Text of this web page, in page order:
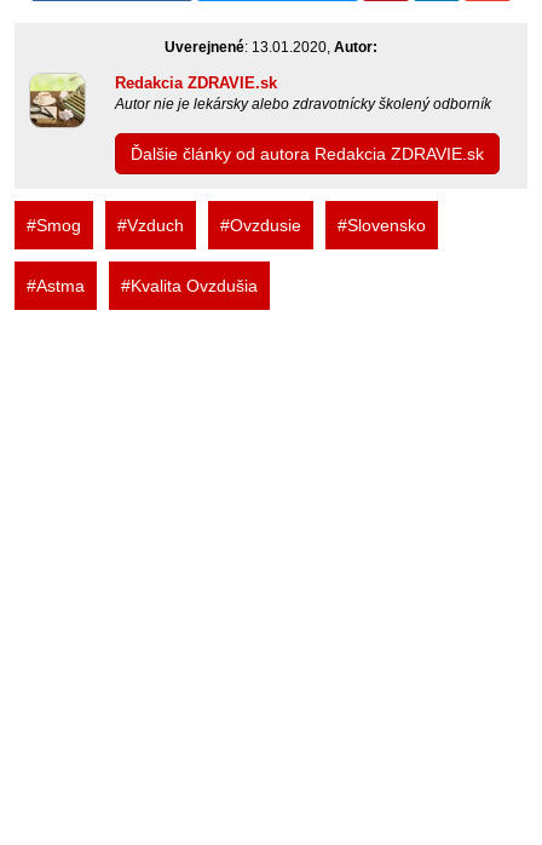
Uverejnené: 13.01.2020, Autor:
Redakcia ZDRAVIE.sk
Autor nie je lekársky alebo zdravotnícky školený odborník
Ďalšie články od autora Redakcia ZDRAVIE.sk
#Smog #Vzduch #Ovzdusie #Slovensko
#Astma #Kvalita Ovzdušia